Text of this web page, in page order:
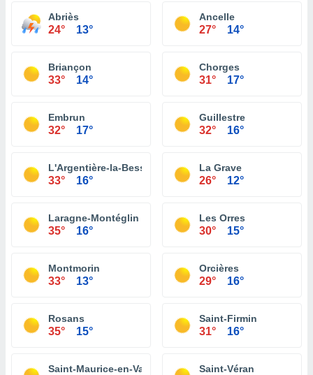
Abriès
24° 13°
Ancelle
27° 14°
Briançon
33° 14°
Chorges
31° 17°
Embrun
32° 17°
Guillestre
32° 16°
L'Argentière-la-Bessée
33° 16°
La Grave
26° 12°
Laragne-Montéglin
35° 16°
Les Orres
30° 15°
Montmorin
33° 13°
Orcières
29° 16°
Rosans
35° 15°
Saint-Firmin
31° 16°
Saint-Maurice-en-Valgodemard Saint-Véran